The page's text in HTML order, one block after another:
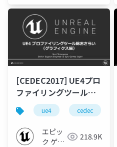
[CEDEC2017] UE4プロ
ファイリングツール総
おさらい（グラフィク
ス編）
ue4 cedec
エピッ
ク ゲー
218.9K